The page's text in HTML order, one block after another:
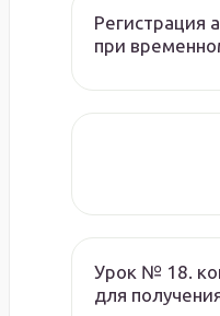
Регистрация
при
Урок № 18.
для